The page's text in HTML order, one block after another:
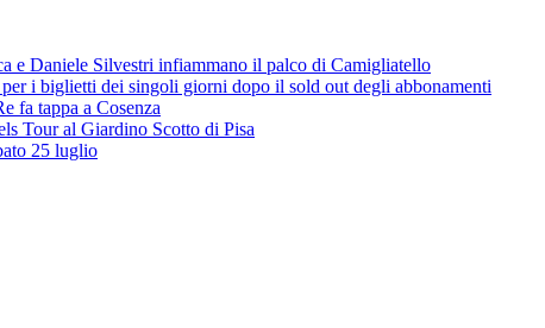
e Daniele Silvestri infiammano il palco di Camigliatello
i biglietti dei singoli giorni dopo il sold out degli abbonamenti
fa tappa a Cosenza
Tour al Giardino Scotto di Pisa
25 luglio